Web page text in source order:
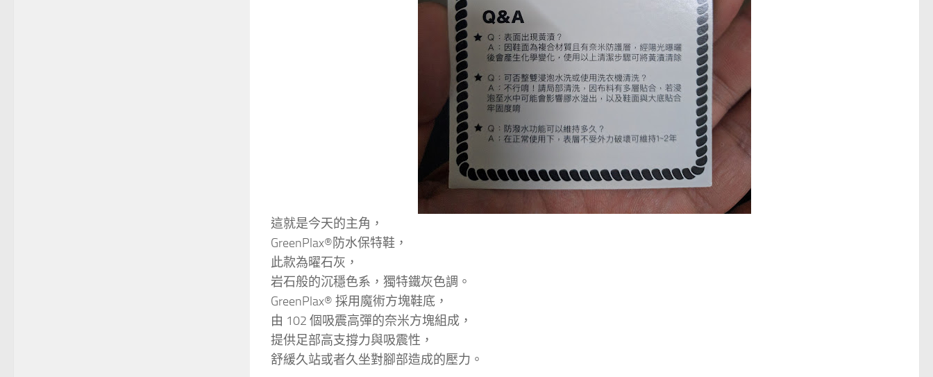
這就是今天的主角，
GreenPlax®防水保特鞋，
此款為曜石灰，
岩石般的沉穩色系，獨特鐵灰色調。
GreenPlax® 採用魔術方塊鞋底，
由 102 個吸震高彈的奈米方塊組成，
提供足部高支撐力與吸震性，
舒緩久站或者久坐對腳部造成的壓力。